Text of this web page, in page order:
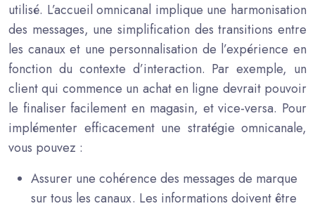
utilisé. L’accueil omnicanal implique une harmonisation
des messages, une simplification des transitions entre
les canaux et une personnalisation de l’expérience en
fonction du contexte d’interaction. Par exemple, un
client qui commence un achat en ligne devrait pouvoir
le finaliser facilement en magasin, et vice-versa. Pour
implémenter efficacement une stratégie omnicanale,
vous pouvez :
Assurer une cohérence des messages de marque
sur tous les canaux. Les informations doivent être